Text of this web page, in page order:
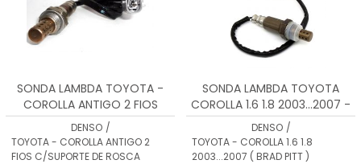
SONDA LAMBDA TOYOTA -
COROLLA ANTIGO 2 FIOS
C/SUPORTE DE ROSCA
894652FS
DENSO /
TOYOTA - COROLLA ANTIGO 2
FIOS C/SUPORTE DE ROSCA
SONDA LAMBDA TOYOTA
COROLLA 1.6 1.8 2003...2007 -
89465
DENSO /
TOYOTA - COROLLA 1.6 1.8
2003...2007 ( BRAD PITT )